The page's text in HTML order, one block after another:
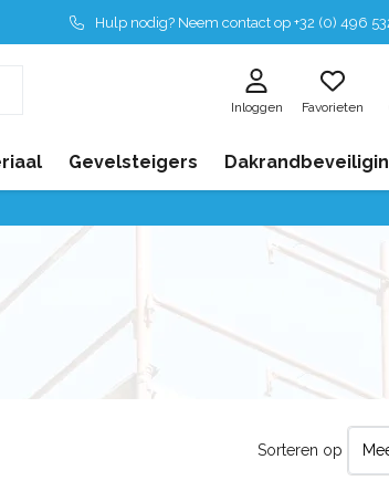
Hulp nodig? Neem contact op +32 (0) 496 532
Inloggen Favorieten
Gevelsteigers
Sorteren op